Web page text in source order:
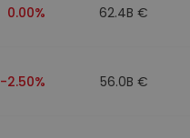
0.00% 62.4B €
-2.50% 56.0B €